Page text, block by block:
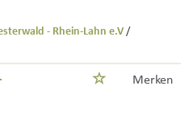
- Rhein-Lahn e.V/
Merken